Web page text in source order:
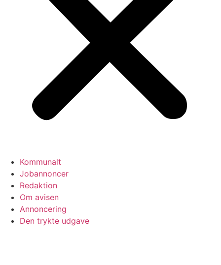
Kommunalt
Jobannoncer
Redaktion
Om avisen
Annoncering
Den trykte udgave